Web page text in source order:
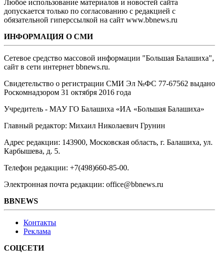
Любое использование материалов и новостей сайта
допускается только по согласованию с редакцией с
обязательной гиперссылкой на сайт www.bbnews.ru
ИНФОРМАЦИЯ О СМИ
Сетевое средство массовой информации "Большая Балашиха",
сайт в сети интернет bbnews.ru.
Свидетельство о регистрации СМИ Эл №ФС ‎77-67562 выдано
Роскомнадзором 31 октября 2016 года
Учредитель - МАУ ГО Балашиха «ИА «Большая Балашиха»
Главный редактор: Михаил Николаевич Грунин
Адрес редакции: 143900, Московская область, г. Балашиха, ул.
Карбышева, д. 5.
Телефон редакции: +7(498)660-85-00.
Электронная почта редакции: office@bbnews.ru
BBNEWS
Контакты
Реклама
СОЦСЕТИ